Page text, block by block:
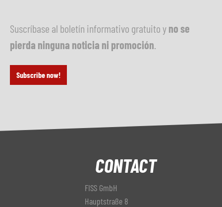
Suscríbase al boletín informativo gratuito yno se
pierda ninguna noticia ni promoción
Subscribe now!
CONTACT
FISS GmbH
Hauptstraße 8